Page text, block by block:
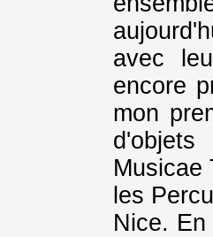
avec
encore
mon
Musicae
les
Nice.